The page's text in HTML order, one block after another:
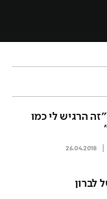
"זה הרגיש לי כמו
26.04.2018
לברון